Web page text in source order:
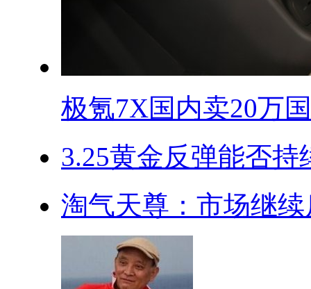
极氪7X国内卖20万
3.25黄金反弹能否
淘气天尊：市场继